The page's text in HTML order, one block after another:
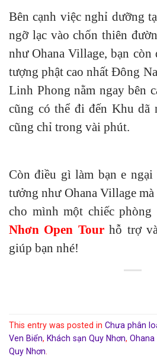
Bên cạnh việc nghỉ dưỡng
ngỡ lạc vào chốn thiên
như Ohana Village, bạn còn
tượng phật cao nhất Đông
Linh Phong nằm ngay bên
cũng có thể đi đến Khu dã
cũng chỉ trong vài phút.
Còn điều gì làm bạn e
tưởng như Ohana Village
cho mình một chiếc
Nhơn Open Tour hỗ trợ
giúp bạn nhé!
This entry was posted in Chưa phân
Ven Biển, Khách sạn Quy Nhơn, Ohana
Quy Nhơn.